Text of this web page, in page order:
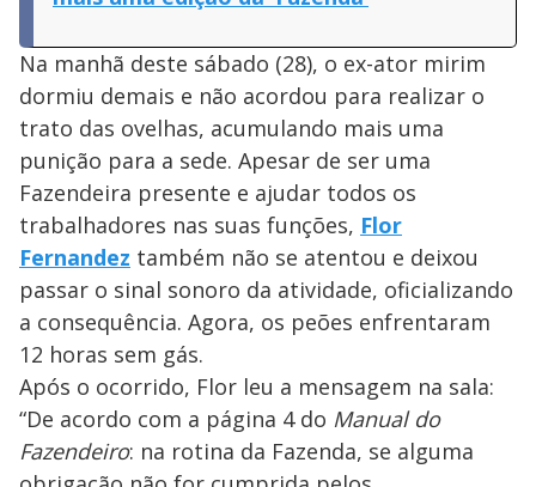
Na manhã deste sábado (28), o ex-ator mirim
dormiu demais e não acordou para realizar o
trato das ovelhas, acumulando mais uma
punição para a sede. Apesar de ser uma
Fazendeira presente e ajudar todos os
trabalhadores nas suas funções, Flor
Fernandez também não se atentou e deixou
passar o sinal sonoro da atividade, oficializando
a consequência. Agora, os peões enfrentaram
12 horas sem gás.
Após o ocorrido, Flor leu a mensagem na sala:
“De acordo com a página 4 do Manual do
Fazendeiro: na rotina da Fazenda, se alguma